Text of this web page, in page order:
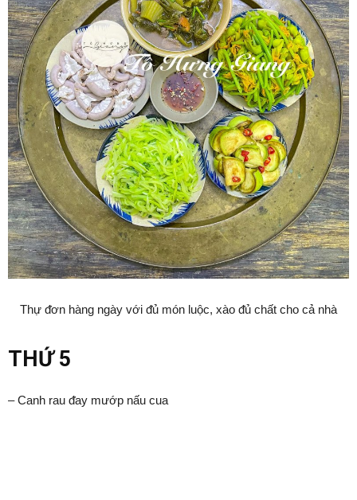
Thự ᵭơn hàng ngày với ᵭủ món luộc, xào ᵭủ chất cho cả nhà
THỨ 5
– Canh rau ᵭay mướp nấu cua